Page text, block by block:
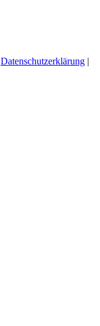
Datenschutzerklärung |